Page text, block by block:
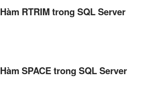
Hàm RTRIM trong SQL Server
Hàm SPACE trong SQL Server